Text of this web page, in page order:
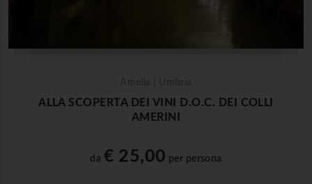
ALLA SCOPERTA DEI VINI D.O.C. DEI COLLI
AMERINI
da € 25,00 per persona